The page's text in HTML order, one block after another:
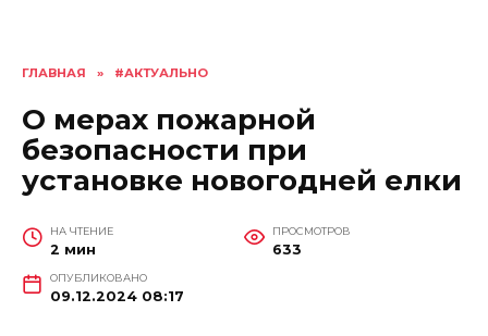
ГЛАВНАЯ » #АКТУАЛЬНО
О мерах пожарной
безопасности при
установке новогодней елки
НА ЧТЕНИЕ
2 мин
ПРОСМОТРОВ
633
ОПУБЛИКОВАНО
09.12.2024 08:17